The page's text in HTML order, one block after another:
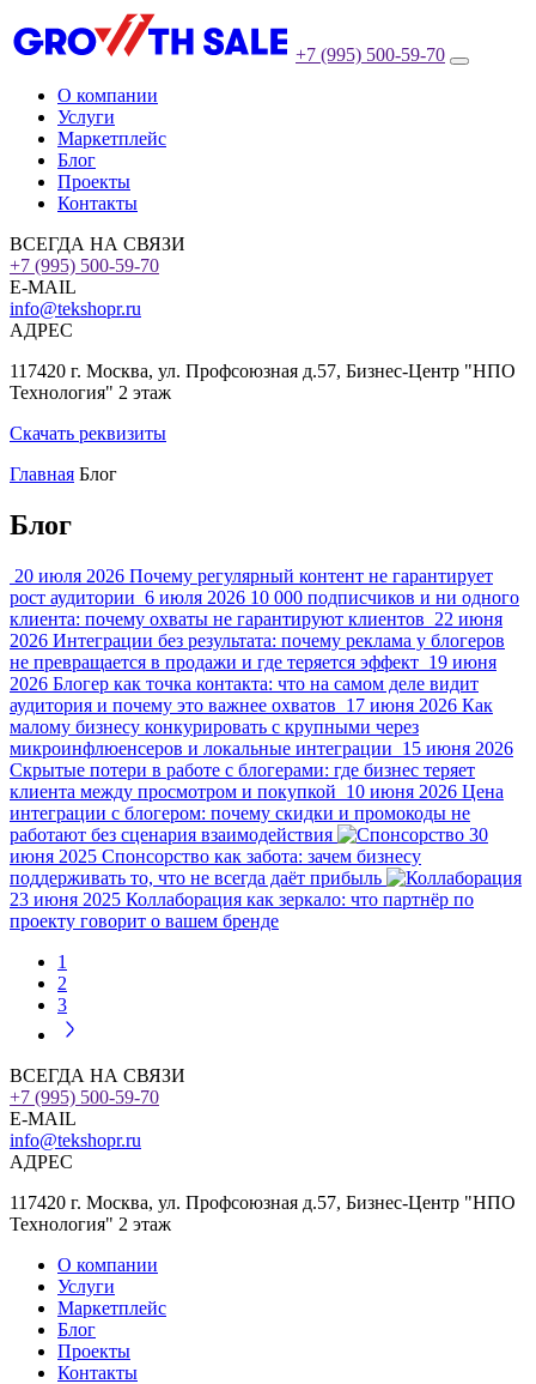
+7 (995) 500-59-70
О компании
Услуги
Маркетплейс
Блог
Проекты
Контакты
ВСЕГДА НА СВЯЗИ
+7 (995) 500-59-70
E-MAIL
info@tekshopr.ru
АДРЕС
117420 г. Москва, ул. Профсоюзная д.57, Бизнес-Центр "НПО
Технология" 2 этаж
Скачать реквизиты
Главная Блог
Блог
20 июля 2026 Почему регулярный контент не гарантирует
рост аудитории 6 июля 2026 10 000 подписчиков и ни одного
клиента: почему охваты не гарантируют клиентов 22 июня
2026 Интеграции без результата: почему реклама у блогеров
не превращается в продажи и где теряется эффект 19 июня
2026 Блогер как точка контакта: что на самом деле видит
аудитория и почему это важнее охватов 17 июня 2026 Как
малому бизнесу конкурировать с крупными через
микроинфлюенсеров и локальные интеграции 15 июня 2026
Скрытые потери в работе с блогерами: где бизнес теряет
клиента между просмотром и покупкой 10 июня 2026 Цена
интеграции с блогером: почему скидки и промокоды не
работают без сценария взаимодействия
30
июня 2025 Спонсорство как забота: зачем бизнесу
поддерживать то, что не всегда даёт прибыль
23 июня 2025 Коллаборация как зеркало: что партнёр по
проекту говорит о вашем бренде
1
2
3
ВСЕГДА НА СВЯЗИ
+7 (995) 500-59-70
E-MAIL
info@tekshopr.ru
АДРЕС
117420 г. Москва, ул. Профсоюзная д.57, Бизнес-Центр "НПО
Технология" 2 этаж
О компании
Услуги
Маркетплейс
Блог
Проекты
Контакты